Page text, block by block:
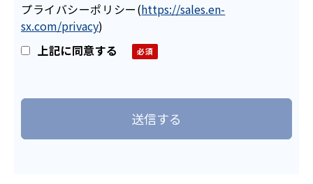
プライバシーポリシー(https://sales.en-
sx.com/privacy)
上記に同意する